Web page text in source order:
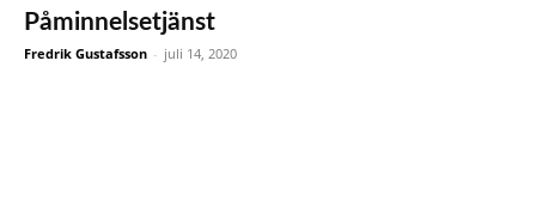
Påminnelsetjänst
Fredrik Gustafsson - juli 14, 2020